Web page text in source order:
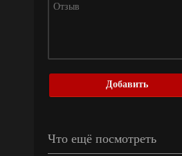
Добавить
Что ещё посмотреть